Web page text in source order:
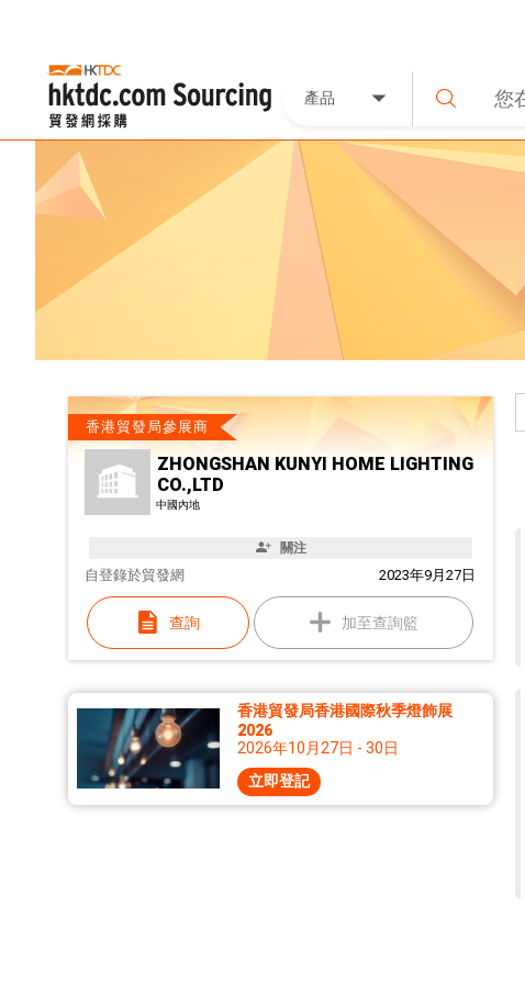
產品
香港貿發局參展商
ZHONGSHAN KUNYI HOME LIGHTING
CO.,LTD
中國內地
關注
自 2023年9月27日
登錄於貿發網
查詢 加至查詢籃
香港貿發局香港國際秋季燈飾展
2026
2026年10月27日 - 30日
立即登記